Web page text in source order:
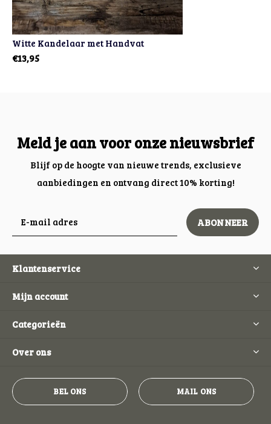
Witte Kandelaar met Handvat
€13,95
Meld je aan voor onze nieuwsbrief
Blijf op de hoogte van nieuwe trends, exclusieve
aanbiedingen en ontvang direct 10% korting!
ABONNEER
Klantenservice
Mijn account
Categorieën
Over ons
BEL ONS MAIL ONS